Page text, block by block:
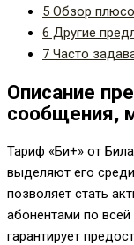
5 Обзор
6 Другие
7 Часто
Описание
сообщения,
Тариф «Би+» от
выделяют его
позволяет стать
абонентами по
гарантирует